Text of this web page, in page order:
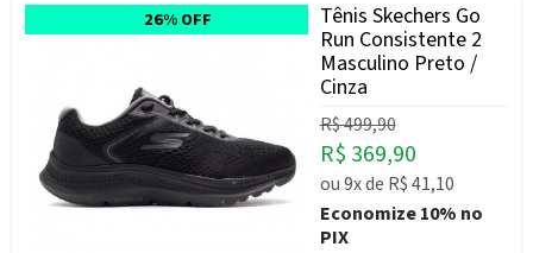
26% OFF
Tênis Skechers Go
Run Consistente 2
Masculino Preto /
Cinza
R$ 499,90
R$ 369,90
ou9xde R$ 41,10
Economize10% no
PIX